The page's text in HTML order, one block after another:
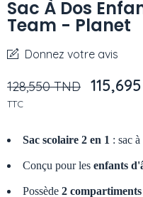
Sac À Dos
Team - Planet
Donnez votre avis
128,550 TND
TTC
Sac scolaire 2 en 1 : sac
Conçu pour les enfants
Possède 2 compartiments